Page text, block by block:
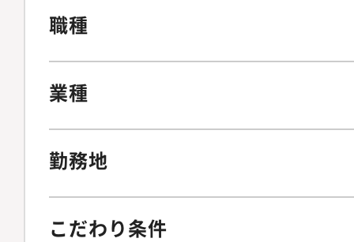
職種
業種
勤務地
こだわり条件